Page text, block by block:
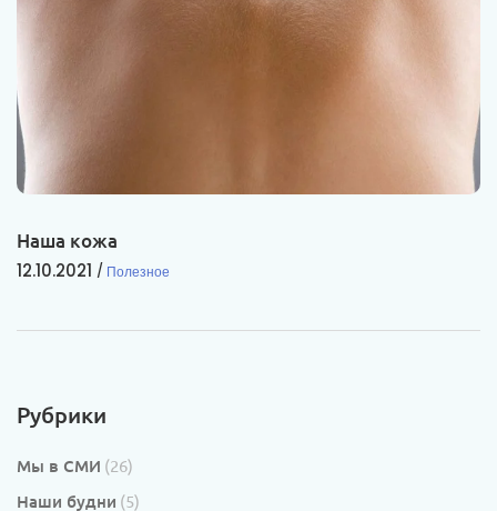
Наша кожа
12.10.2021 Полезное
Рубрики
Мы в СМИ (26)
Наши будни (5)